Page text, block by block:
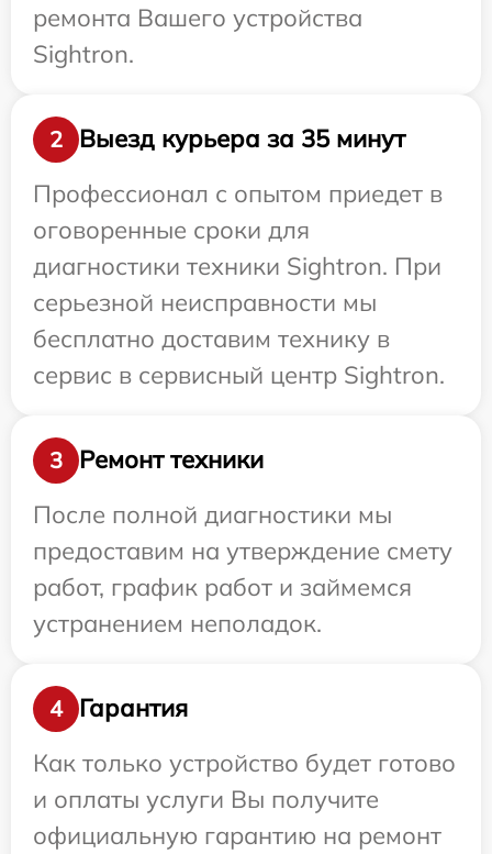
ремонта Вашего устройства
Sightron.
2
Выезд курьера за 35 минут
Профессионал с опытом приедет в
оговоренные сроки для
диагностики техники Sightron. При
серьезной неисправности мы
бесплатно доставим технику в
сервис в сервисный центр Sightron.
3
Ремонт техники
После полной диагностики мы
предоставим на утверждение смету
работ, график работ и займемся
устранением неполадок.
4
Гарантия
Как только устройство будет готово
и оплаты услуги Вы получите
официальную гарантию на ремонт